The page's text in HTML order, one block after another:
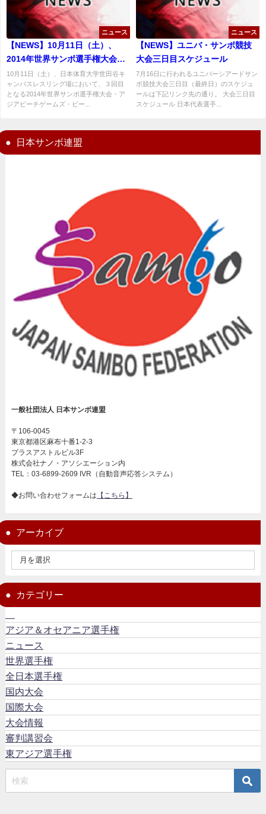
ニュース
【NEWS】10月11日（土）、
2014年世界サンボ選手権大会・
アジア・ビーチ・ゲームズ日本
代表強化練習会＆世界サンボ選
手権大会スポーツサンボ男子
10月11日（土）、日本体育大学世田谷キ
ャンパスレスリング場において、３回目
となる2014年世界サンボ選手権大会・ア
ジアビーチゲームズ・ビー...
ニュース
【NEWS】ユニバ・サンボ競技
大会三日目スケジュール
7月16日に行われるユニバーシアードサン
ボ競技大会三日目（最終日）のスケジュ
ールは下記リンク先の通り。 大会三日目
スケジュール 日本代表選手...
日本サンボ連盟
一般社団法人 日本サンボ連盟
〒106-0045
東京都港区麻布十番1-2-3
プラスアストルビル3F
株式会社ナノ・アソシエーション内
TEL：03-6899-2609 IVR（自動音声応答システム）
◆お問い合わせフォームは 【こちら】
アーカイブ
カテゴリー
アジア＆オセアニア選手権
ニュース
世界選手権
全日本選手権
国内大会
国際大会
大会情報
審判講習会
東アジア選手権